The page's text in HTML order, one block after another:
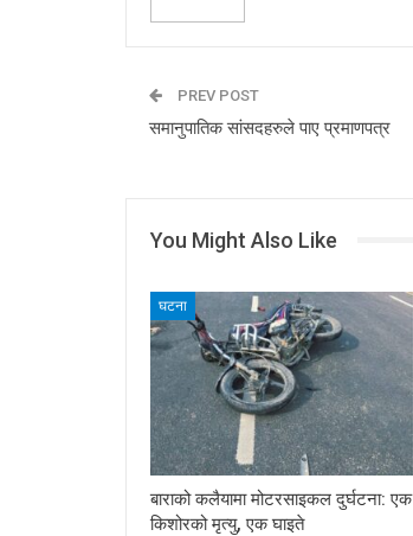
PREV POST
समानुपातिक सांसदहरुले पाए प्रमाणपत्र
You Might Also Like
घटना
बाराको कलैयामा मोटरसाइकल दुर्घटना: एक
किशोरको मृत्यु, एक घाइते